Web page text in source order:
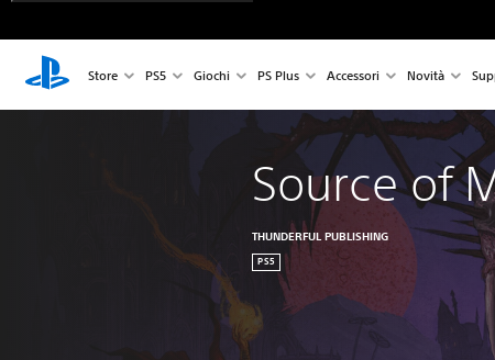
Store PS5 Giochi PS Plus Accessori Novità
Source of
THUNDERFUL PUBLISHING
PS5